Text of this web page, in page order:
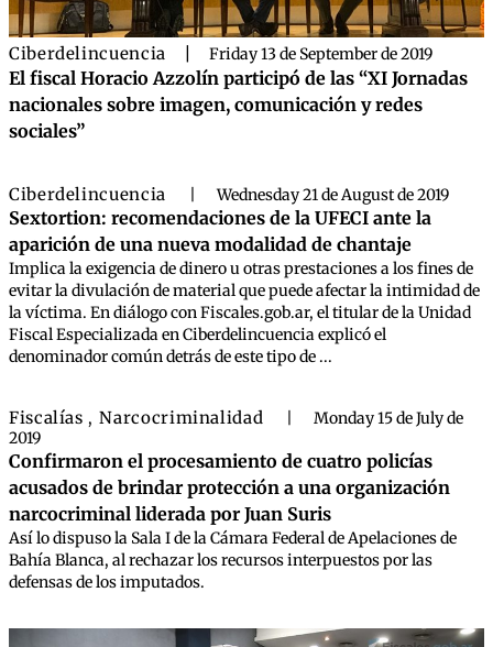
Ciberdelincuencia Friday 13 de September de 2019
El fiscal Horacio Azzolín participó de las “XI Jornadas
nacionales sobre imagen, comunicación y redes
sociales”
Ciberdelincuencia Wednesday 21 de August de 2019
Sextortion: recomendaciones de la UFECI ante la
aparición de una nueva modalidad de chantaje
Implica la exigencia de dinero u otras prestaciones a los fines de
evitar la divulación de material que puede afectar la intimidad de
la víctima. En diálogo con Fiscales.gob.ar, el titular de la Unidad
Fiscal Especializada en Ciberdelincuencia explicó el
denominador común detrás de este tipo de ...
Fiscalías , Narcocriminalidad
Monday 15 de July de
2019
Confirmaron el procesamiento de cuatro policías
acusados de brindar protección a una organización
narcocriminal liderada por Juan Suris
Así lo dispuso la Sala I de la Cámara Federal de Apelaciones de
Bahía Blanca, al rechazar los recursos interpuestos por las
defensas de los imputados.